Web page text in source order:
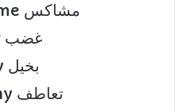
Quarrelsome مشاكس
Anger غضب
Stingy بخيل
Sympathy تعاطف